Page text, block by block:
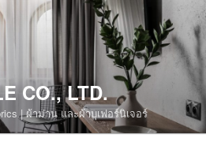
CO., LTD.
| ผ้าม่าน และผ้าบุเฟอร์นิเจอร์